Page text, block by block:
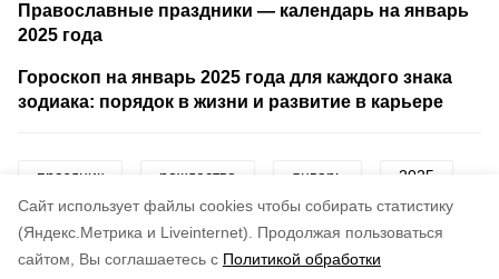
Cайт использует файлы cookies чтобы собирать статистику
(Яндекс.Метрика и Liveinternet).
Продолжая пользоваться
сайтом, Вы соглашаетесь с Политикой обработки
Православные праздники — календарь на январь
2025 года
Гороскоп на январь 2025 года для каждого знака
зодиака: порядок в жизни и развитие в карьере
праздник рождество январь 2025
история традиции